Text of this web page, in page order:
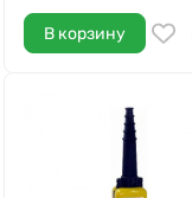
В корзину